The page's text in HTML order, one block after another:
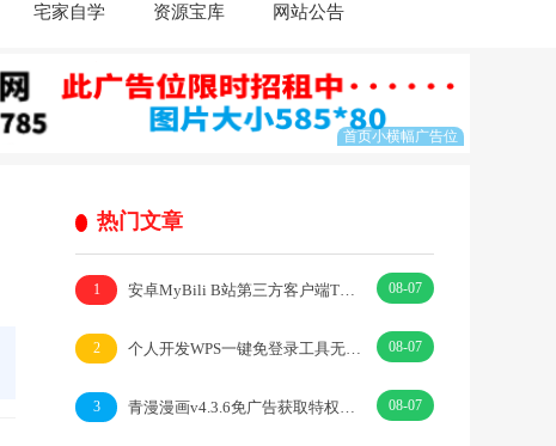
宅家自学 资源宝库 网站公告
热门文章
1 安卓MyBili B站第三方客户端TV版v1.6.9 08-07
2 个人开发WPS一键免登录工具无需登录账号 08-07
3 青漫漫画v4.3.6免广告获取特权重制修复版 08-07